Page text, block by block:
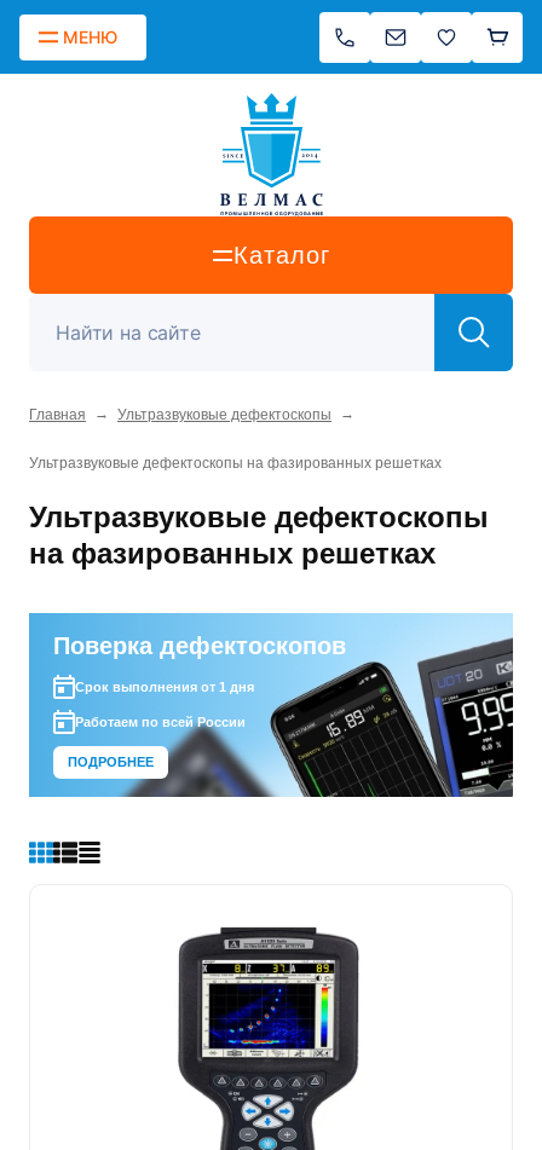
МЕНЮ
Каталог
Главная → Ультразвуковые дефектоскопы →
Ультразвуковые дефектоскопы на фазированных решетках
Ультразвуковые дефектоскопы
на фазированных решетках
Поверка дефектоскопов
Срок выполнения от 1 дня
Работаем по всей России
ПОДРОБНЕЕ